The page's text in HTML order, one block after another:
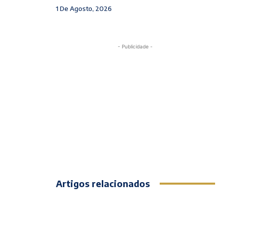
1 De Agosto, 2026
- Publicidade -
Artigos relacionados